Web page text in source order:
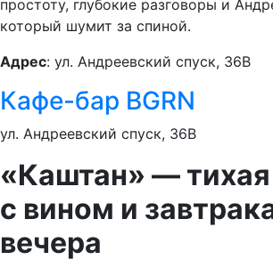
простоту, глубокие разговоры и
который шумит за спиной.
Адрес: ул. Андреевский спуск, 36В
Кафе-бар BGRN
ул. Андреевский спуск, 36В
«Каштан» — тихая
с вином и
вечера